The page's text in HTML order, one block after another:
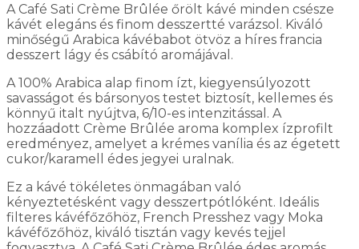
A Café Sati Crème Brûlée őrölt kávé minden csésze
kávét elegáns és finom desszertté varázsol. Kiváló
minőségű Arabica kávébabot ötvöz a híres francia
desszert lágy és csábító aromájával.
A 100% Arabica alap finom ízt, kiegyensúlyozott
savasságot és bársonyos testet biztosít, kellemes és
könnyű italt nyújtva, 6/10-es intenzitással. A
hozzáadott Crème Brûlée aroma komplex ízprofilt
eredményez, amelyet a krémes vanília és az égetett
cukor/karamell édes jegyei uralnak.
Ez a kávé tökéletes önmagában való
kényeztetésként vagy desszertpótlóként. Ideális
filteres kávéfőzőhöz, French Presshez vagy Moka
kávéfőzőhöz, kiváló tisztán vagy kevés tejjel